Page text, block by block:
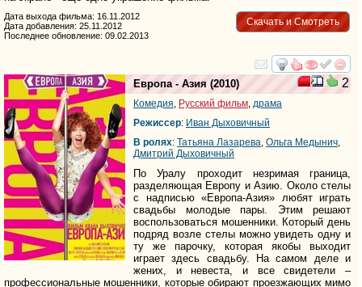
Скачать и Смотреть
Дата выхода фильма: 16.11.2012
Дата добавления: 25.11.2012
Последнее обновление: 09.02.2013
смотреть
2
Европа - Азия (2010)
Комедия, Русский фильм, драма
Режиссер: Иван Дыховичный
В ролях: Татьяна Лазарева, Ольга Медынич,
Дмитрий Дыховичный
По Уралу проходит незримая граница,
разделяющая Европу и Азию. Около стелы
с надписью «Европа-Азия» любят играть
свадьбы молодые пары. Этим решают
воспользоваться мошенники. Который день
подряд возле стелы можно увидеть одну и
ту же парочку, которая якобы выходит
играет здесь свадьбу. На самом деле и
жених, и невеста, и все свидетели –
профессиональные мошенники, которые обирают проезжающих мимо